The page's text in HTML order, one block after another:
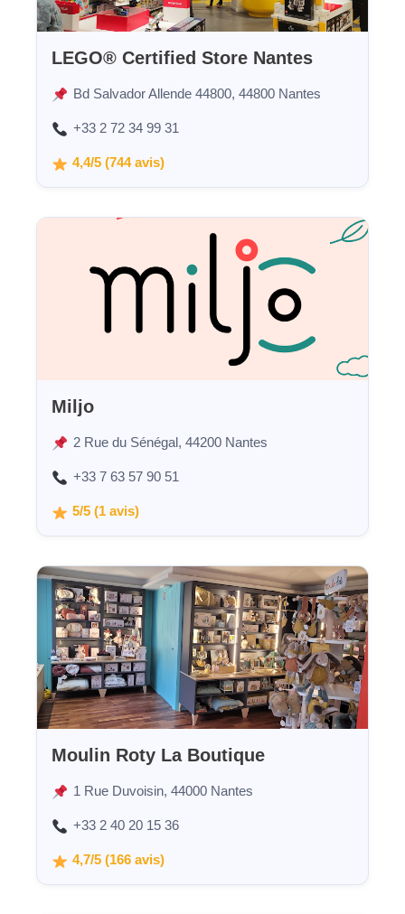
LEGO® Certified Store Nantes
Bd Salvador Allende 44800, 44800 Nantes
+33 2 72 34 99 31
4,4/5 (744 avis)
Miljo
2 Rue du Sénégal, 44200 Nantes
+33 7 63 57 90 51
5/5 (1 avis)
Moulin Roty La Boutique
1 Rue Duvoisin, 44000 Nantes
+33 2 40 20 15 36
4,7/5 (166 avis)